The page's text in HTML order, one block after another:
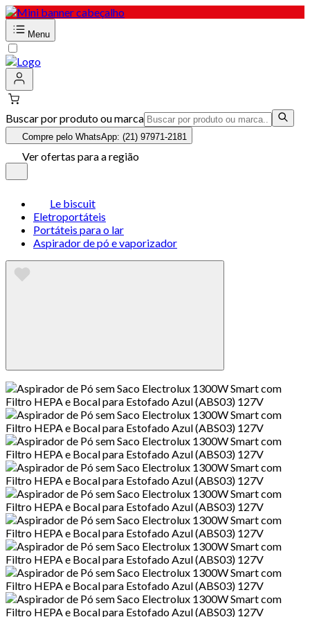
Menu
Buscar por produto ou marca
Compre pelo WhatsApp: (21) 97971-2181
Ver ofertas para a região
Le biscuit
Eletroportáteis
Portáteis para o lar
Aspirador de pó e vaporizador